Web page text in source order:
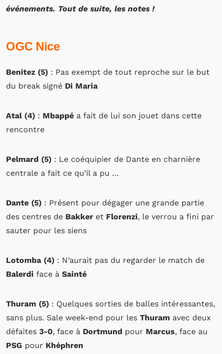
événements. Tout de suite, les notes !
OGC Nice
Benitez (5) : Pas exempt de tout reproche sur le but
du break signé Di Maria
Atal (4) : Mbappé a fait de lui son jouet dans cette
rencontre
Pelmard (5) : Le coéquipier de Dante en charnière
centrale a fait ce qu’il a pu …
Dante (5) : Présent pour dégager une grande partie
des centres de Bakker et Florenzi, le verrou a fini par
sauter pour les siens
Lotomba (4) : N’aurait pas du regarder le match de
Balerdi face à Sainté
Thuram (5) : Quelques sorties de balles intéressantes,
sans plus. Sale week-end pour les Thuram avec deux
défaites 3-0, face à Dortmund pour Marcus, face au
PSG pour Khéphren